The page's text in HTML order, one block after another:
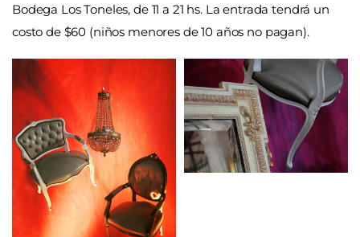
Bodega Los Toneles, de 11 a 21 hs. La entrada tendrá un
costo de $60 (niños menores de 10 años no pagan).